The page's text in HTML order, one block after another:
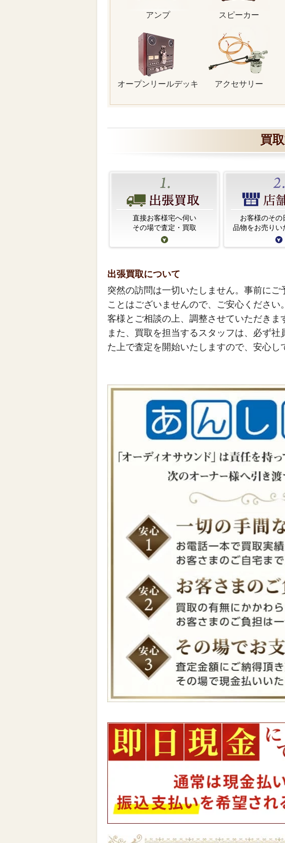
アンプ スピーカー
オープンリールデッキ アクセサリー
買
直接お客様宅へ伺い
その場で査定・買取
お客様のその
品物をお売りい
出張買取について
突然の訪問は一切いたしません。事前に
ことはございませんので、ご安心くださ
客様とご相談の上、調整させていただきま
また、買取を担当するスタッフは、必ず
た上で査定を開始いたしますので、安心し